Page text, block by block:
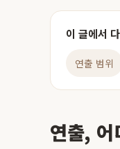
이 글에서
연출 범위
연출, 어